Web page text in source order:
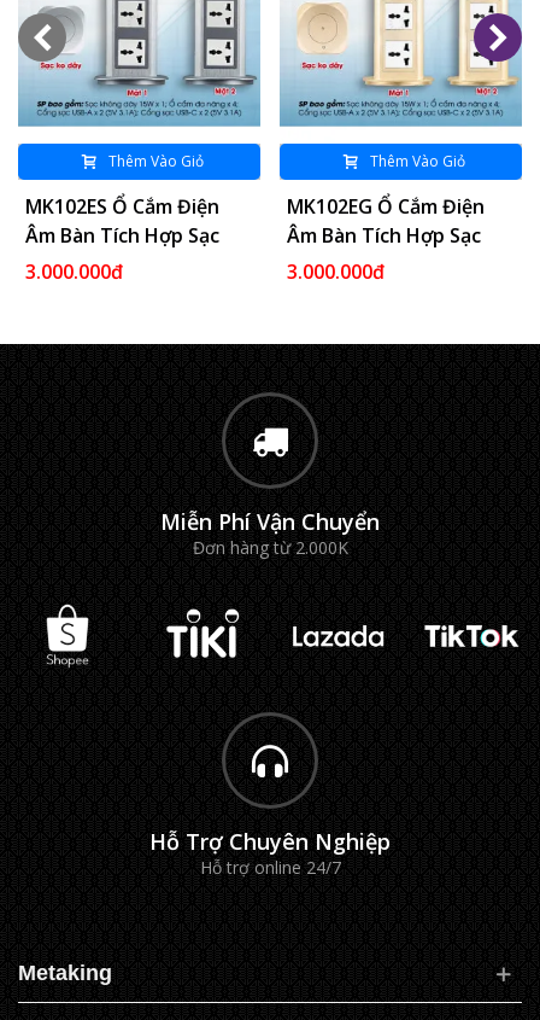
Thêm Vào Giỏ
MK102ES Ổ Cắm Điện
Âm Bàn Tích Hợp Sạc
Không Dây 15W - 04
3.000.000đ
Thêm Vào Giỏ
MK102EG Ổ Cắm Điện
Âm Bàn Tích Hợp Sạc
Không Dây 15W - 04
3.000.000đ
Miễn Phí Vận Chuyển
Đơn hàng từ 2.000K
Hỗ Trợ Chuyên Nghiệp
Hỗ trợ online 24/7
Metaking